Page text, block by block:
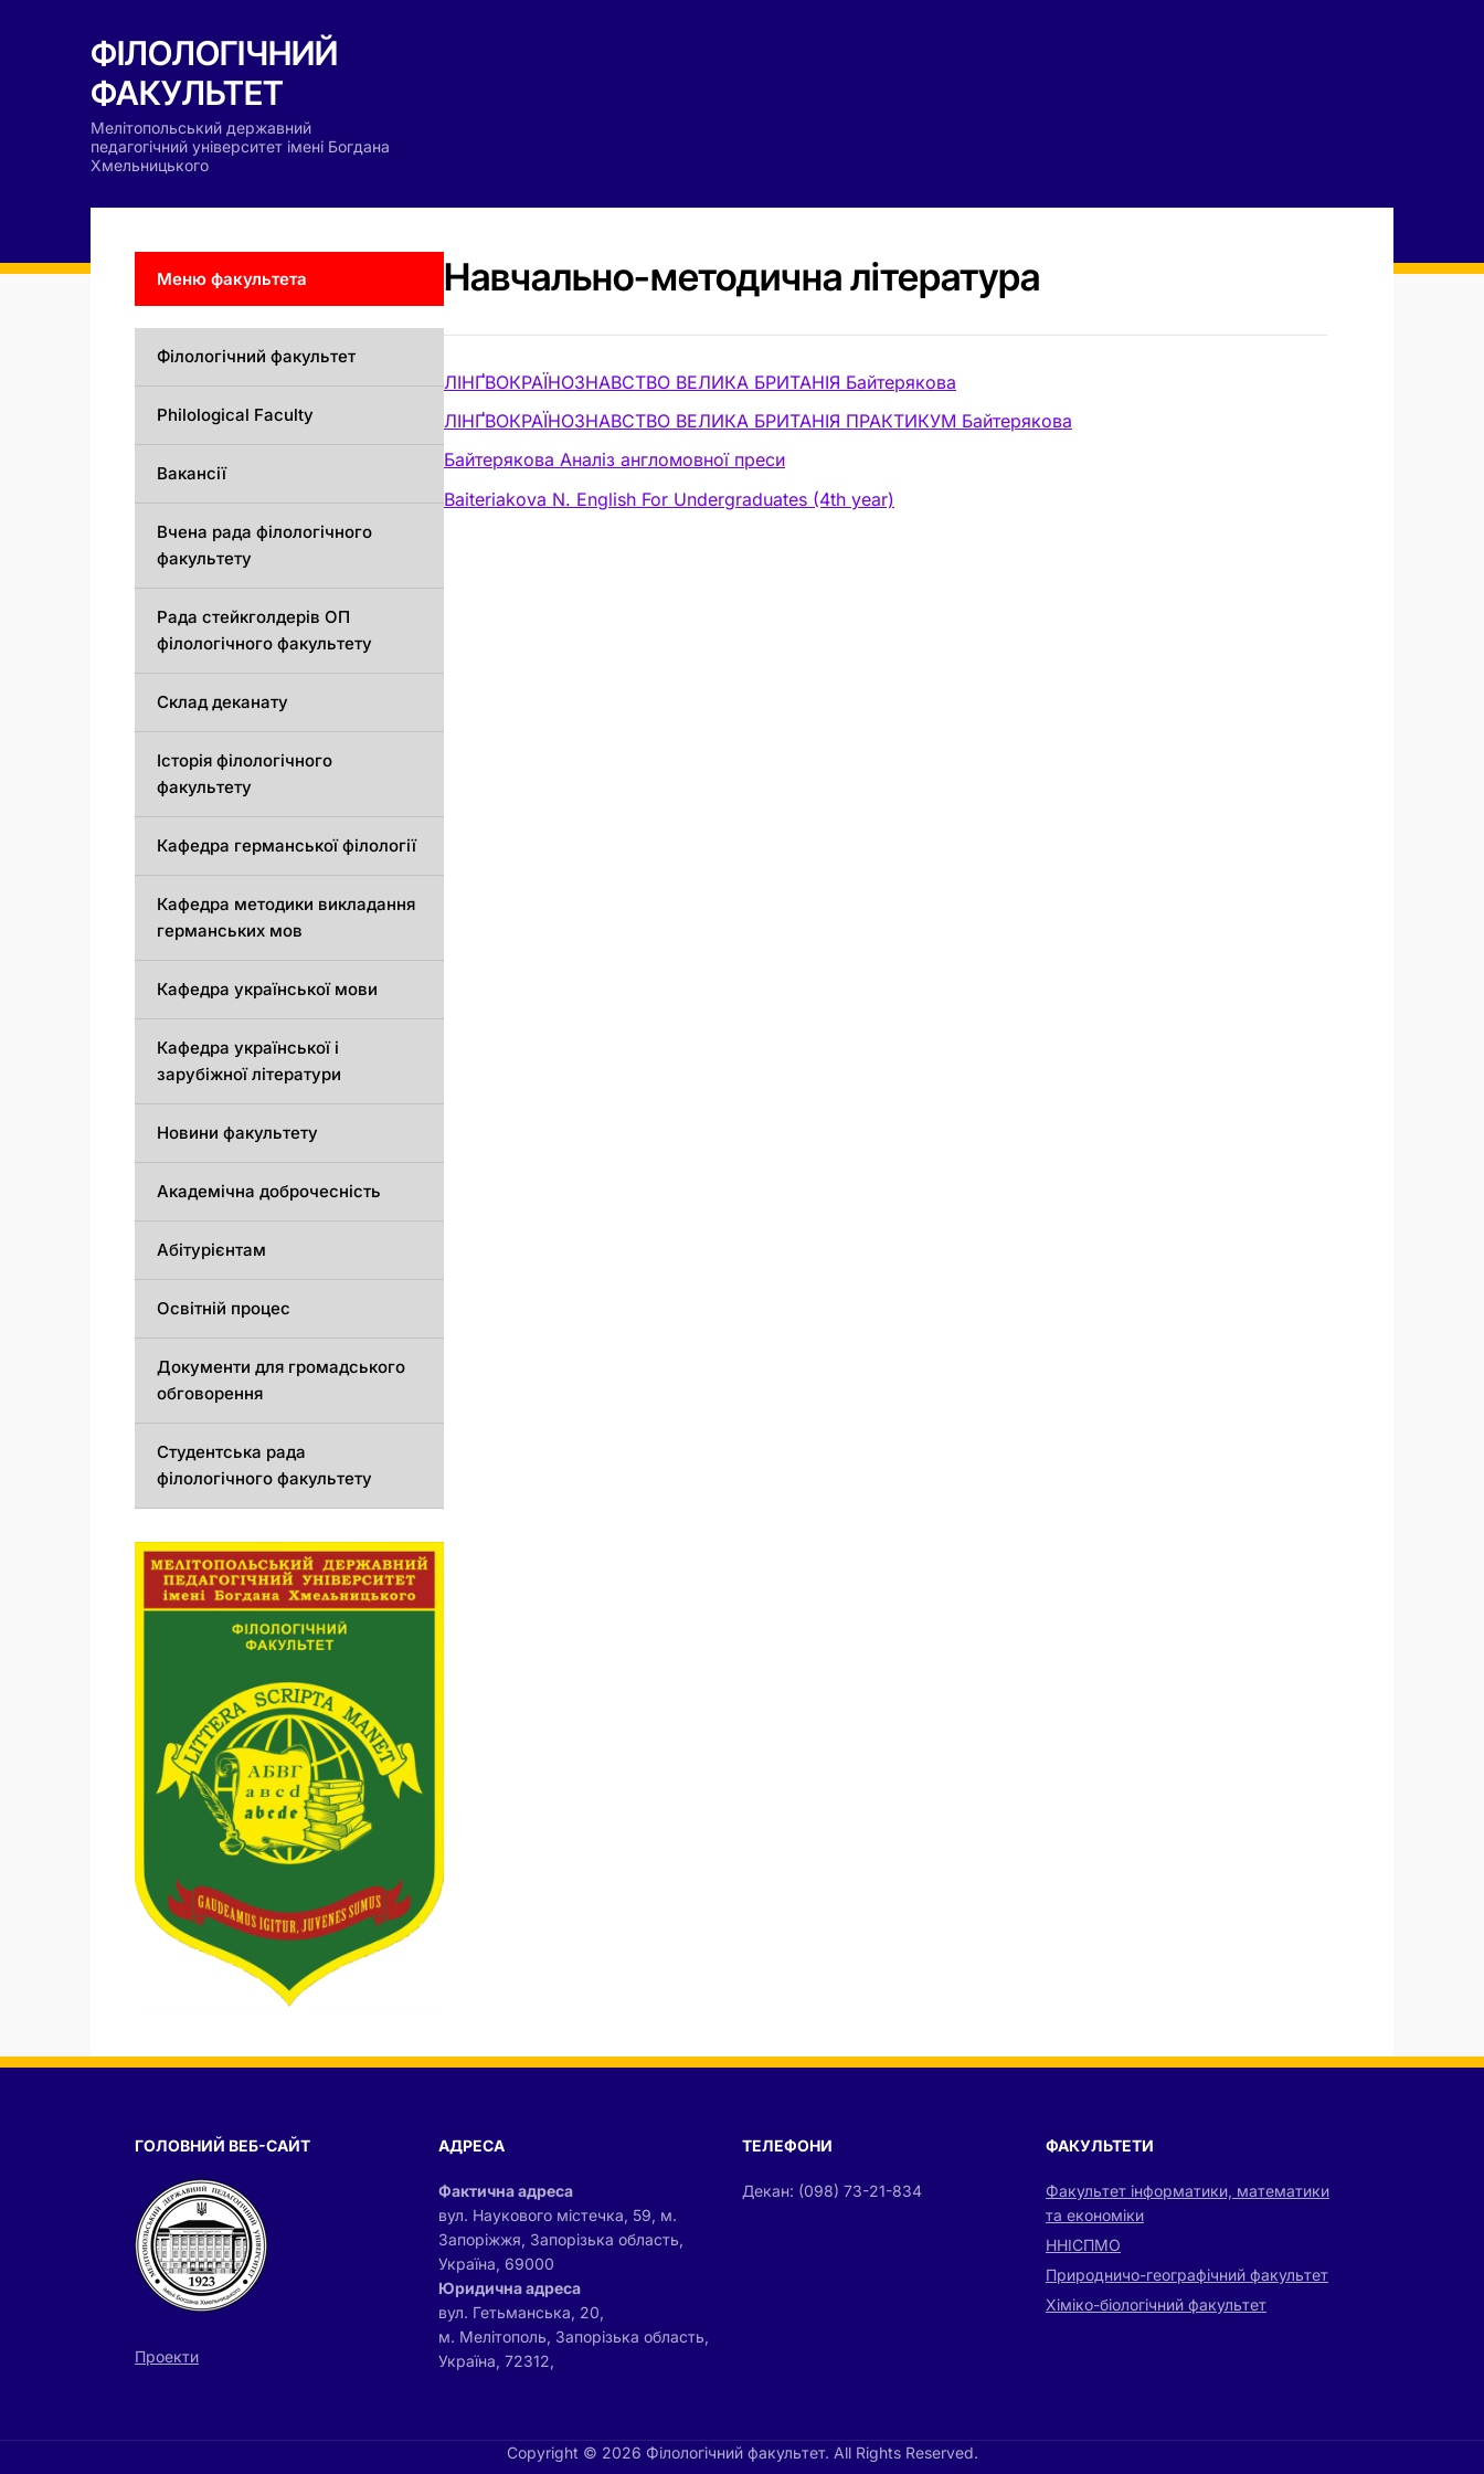
ФІЛОЛОГІЧНИЙ
ФАКУЛЬТЕТ
Мелітопольський державний
педагогічний університет імені Богдана
Хмельницького
Навчально-методична література
ЛІНҐВОКРАЇНОЗНАВСТВО ВЕЛИКА БРИТАНІЯ Байтерякова
ЛІНҐВОКРАЇНОЗНАВСТВО ВЕЛИКА БРИТАНІЯ ПРАКТИКУМ Байтерякова
Байтерякова Аналіз англомовної преси
Baiteriakova N. English For Undergraduates (4th year)
Меню факультета
Філологічний факультет
Philological Faculty
Вакансії
Вчена рада філологічного
факультету
Рада стейкголдерів ОП
філологічного факультету
Склад деканату
Історія філологічного
факультету
Кафедрa германської філології
Кафедрa методики викладання
германських мов
Кафедра української мови
Кафедра української і
зарубіжної літератури
Новини факультету
Академічна доброчесність
Абітурієнтам
Освітній процес
Документи для громадського
обговорення
Студентська рада
філологічного факультету
ГОЛОВНИЙ ВЕБ-САЙТ
Проекти
АДРЕСА
Фактична адреса
вул. Наукового містечка, 59, м.
Запоріжжя, Запорізька область,
Україна, 69000
Юридична адреса
вул. Гетьманська, 20,
м. Мелітополь, Запорізька область,
Україна, 72312,
ТЕЛЕФОНИ
Декан: (098) 73-21-834
ФАКУЛЬТЕТИ
Факультет інформатики, математики
та економіки
ННІСПМО
Природничо-географічний факультет
Хіміко-біологічний факультет
Copyright © 2026 Філологічний факультет. All Rights Reserved.